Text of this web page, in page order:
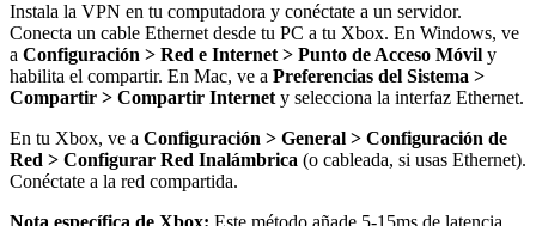
Instala la VPN en tu computadora y conéctate a un servidor.
Conecta un cable Ethernet desde tu PC a tu Xbox. En Windows, ve
a Configuración > Red e Internet > Punto de Acceso Móvil y
habilita el compartir. En Mac, ve a Preferencias del Sistema >
Compartir > Compartir Internety selecciona la interfaz Ethernet.
En tu Xbox, ve a Configuración > General > Configuración de
Red > Configurar Red Inalámbrica (o cableada, si usas Ethernet).
Conéctate a la red compartida.